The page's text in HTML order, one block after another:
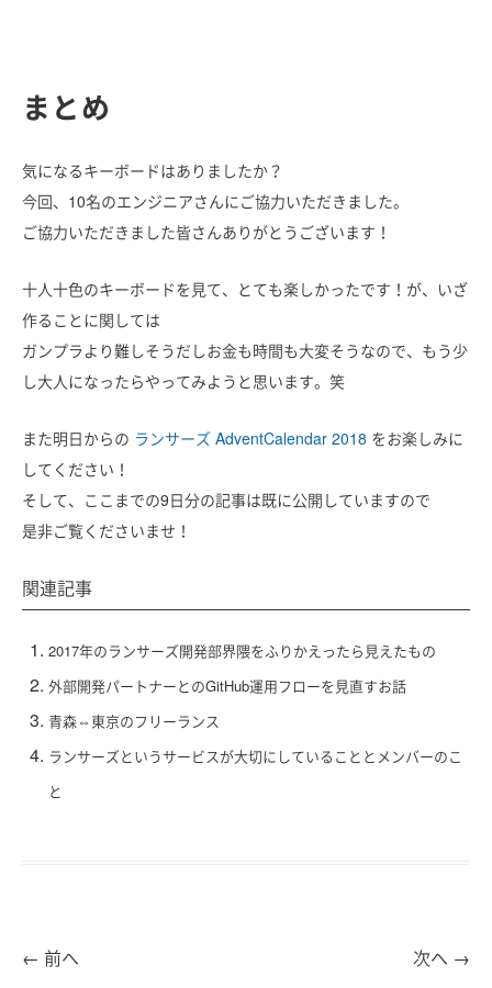
まとめ
気になるキーボードはありましたか？
今回、10名のエンジニアさんにご協力いただきました。
ご協力いただきました皆さんありがとうございます！
十人十色のキーボードを見て、とても楽しかったです！が、いざ
作ることに関しては
ガンプラより難しそうだしお金も時間も大変そうなので、もう少
し大人になったらやってみようと思います。笑
また明日からの ランサーズ AdventCalendar 2018 をお楽しみに
してください！
そして、ここまでの9日分の記事は既に公開していますので
是非ご覧くださいませ！
関連記事
2017年のランサーズ開発部界隈をふりかえったら見えたもの
外部開発パートナーとのGitHub運用フローを見直すお話
青森⇔東京のフリーランス
ランサーズというサービスが大切にしていることとメンバーのこ
と
← 前へ 次へ →